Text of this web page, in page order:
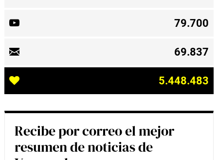
79.700
69.837
5.448.483
Recibe por correo el mejor
resumen de noticias de